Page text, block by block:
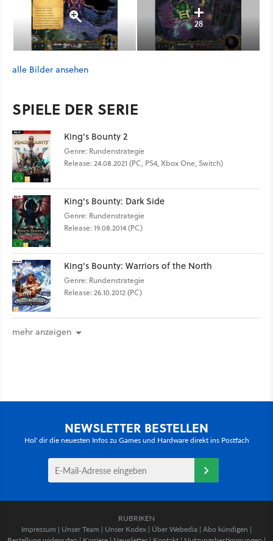
28
alle Bilder ansehen
SPIELE DER SERIE
King's Bounty 2
Genre: Rundenstrategie
Release: 24.08.2021 (PC, PS4, Xbox One, Switch)
King's Bounty: Dark Side
Genre: Rundenstrategie
Release: 19.08.2014 (PC)
King's Bounty: Warriors of the North
Genre: Rundenstrategie
Release: 26.10.2012 (PC)
mehr anzeigen
NEWSLETTER BESTELLEN
Hol' dir die neuesten Infos zu Games und Hardware direkt ins Postfach
RUBRIKEN
Impressum | Unser Team | Unser Kodex | Über Webedia | Abo kündigen |